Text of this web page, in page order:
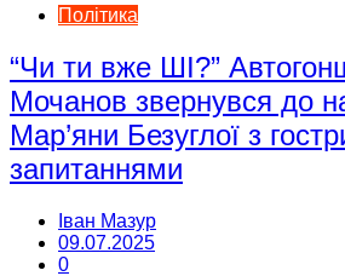
Політика
“Чи ти вже ШІ?”
Мочанов звернувся до
Мар’яни Безуглої з
запитаннями
Іван Мазур
09.07.2025
0